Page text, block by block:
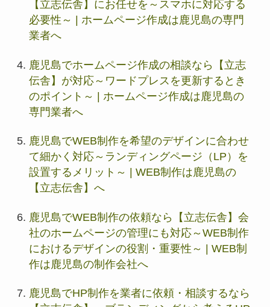
【立志伝舎】にお任せを～スマホに対応する
必要性～ | ホームページ作成は鹿児島の専門
業者へ
鹿児島でホームページ作成の相談なら【立志
伝舎】が対応～ワードプレスを更新するとき
のポイント～ | ホームページ作成は鹿児島の
専門業者へ
鹿児島でWEB制作を希望のデザインに合わせ
て細かく対応～ランディングページ（LP）を
設置するメリット～ | WEB制作は鹿児島の
【立志伝舎】へ
鹿児島でWEB制作の依頼なら【立志伝舎】会
社のホームページの管理にも対応～WEB制作
におけるデザインの役割・重要性～ | WEB制
作は鹿児島の制作会社へ
鹿児島でHP制作を業者に依頼・相談するなら